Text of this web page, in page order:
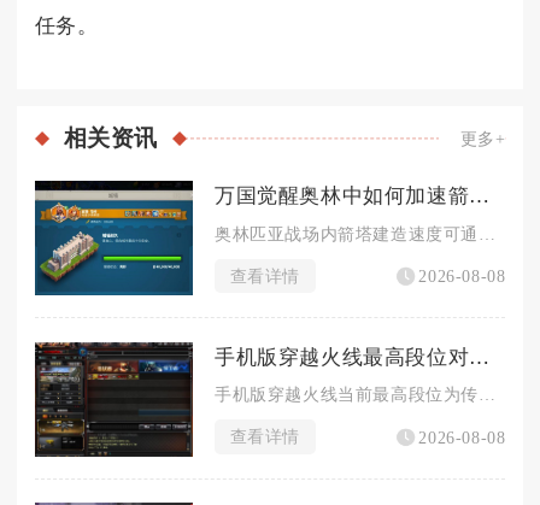
任务。
相关资讯 更多+
万国觉醒奥林中如何加速箭塔建造进程
查看详情 2026-08-08
手机版穿越火线最高段位对战战绩要求如何
手机版穿越火线当前最高段位为传奇，解锁该段位对战战绩硬性标准...
查看详情 2026-08-08